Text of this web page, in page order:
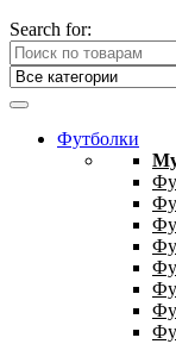
Search for:
Футболки